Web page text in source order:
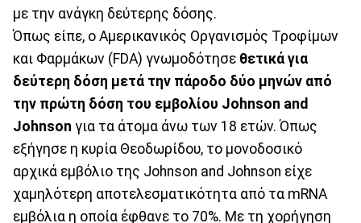
με την ανάγκη δεύτερης δόσης.
Όπως είπε, ο Αμερικανικός Οργανισμός Τροφίμων
και Φαρμάκων (FDA) γνωμοδότησε θετικά για
δεύτερη δόση μετά την πάροδο δύο μηνών από
την πρώτη δόση του εμβολίου Johnson and
Johnson για τα άτομα άνω των 18 ετών. Όπως
εξήγησε η κυρία Θεοδωρίδου, το μονοδοσικό
αρχικά εμβόλιο της Johnson and Johnson είχε
χαμηλότερη αποτελεσματικότητα από τα mRNA
εμβόλια η οποία έφθανε το 70%. Με τη χορήγηση